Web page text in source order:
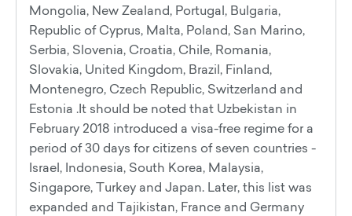
Mongolia, New Zealand, Portugal, Bulgaria,
Republic of Cyprus, Malta, Poland, San Marino,
Serbia, Slovenia, Croatia, Chile, Romania,
Slovakia, United Kingdom, Brazil, Finland,
Montenegro, Czech Republic, Switzerland and
Estonia .It should be noted that Uzbekistan in
February 2018 introduced a visa-free regime for a
period of 30 days for citizens of seven countries -
Israel, Indonesia, South Korea, Malaysia,
Singapore, Turkey and Japan. Later, this list was
expanded and Tajikistan, France and Germany